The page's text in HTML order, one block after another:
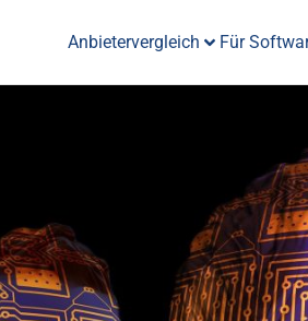
Anbietervergleich Für